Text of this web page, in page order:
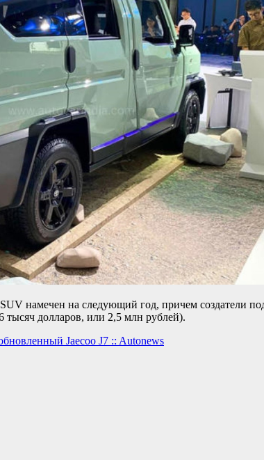
намечен на следующий год, причем создатели
долларов, или 2,5 млн рублей).
Jaecoo J7 :: Autonews